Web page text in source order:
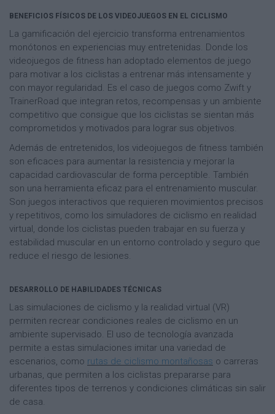
BENEFICIOS FÍSICOS DE LOS VIDEOJUEGOS EN EL CICLISMO
La gamificación del ejercicio transforma entrenamientos
monótonos en experiencias muy entretenidas. Donde los
videojuegos de fitness han adoptado elementos de juego
para motivar a los ciclistas a entrenar más intensamente y
con mayor regularidad. Es el caso de juegos como Zwift y
TrainerRoad que integran retos, recompensas y un ambiente
competitivo que consigue que los ciclistas se sientan más
comprometidos y motivados para lograr sus objetivos.
Además de entretenidos, los videojuegos de fitness también
son eficaces para aumentar la resistencia y mejorar la
capacidad cardiovascular de forma perceptible. También
son una herramienta eficaz para el entrenamiento muscular.
Son juegos interactivos que requieren movimientos precisos
y repetitivos, como los simuladores de ciclismo en realidad
virtual, donde los ciclistas pueden trabajar en su fuerza y
estabilidad muscular en un entorno controlado y seguro que
reduce el riesgo de lesiones.
DESARROLLO DE HABILIDADES TÉCNICAS
Las simulaciones de ciclismo y la realidad virtual (VR)
permiten recrear condiciones reales de ciclismo en un
ambiente supervisado. El uso de tecnología avanzada
permite a estas simulaciones imitar una variedad de
escenarios, como rutas de ciclismo montañosas o carreras
urbanas, que permiten a los ciclistas prepararse para
diferentes tipos de terrenos y condiciones climáticas sin salir
de casa.